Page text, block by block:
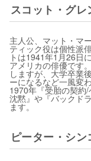
スコット・グレ
主人公、マット・マ
ティック役は個性派
トは1941年1月26日
アメリカの俳優です
しますが、大学卒業
ーになるなど一風変
1970年『受胎の契約
沈黙』や『バックド
ます。
ピーター・シン